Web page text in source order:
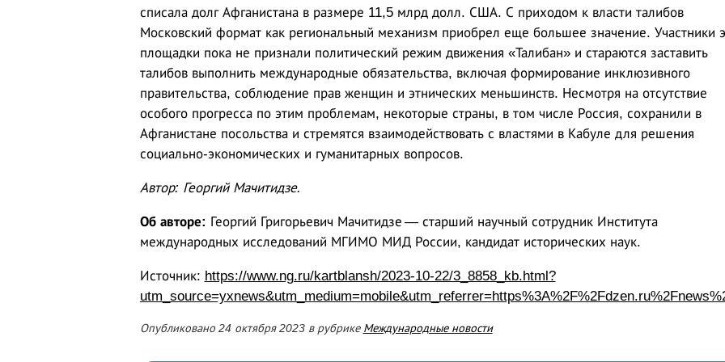
списала долг Афганистана в размере 11,5 млрд долл. США. С приходом к власти талибов
Московский формат как региональный механизм приобрел еще большее значение. Участники
площадки пока не признали политический режим движения «Талибан» и стараются заставить
талибов выполнить международные обязательства, включая формирование инклюзивного
правительства, соблюдение прав женщин и этнических меньшинств. Несмотря на отсутствие
особого прогресса по этим проблемам, некоторые страны, в том числе Россия, сохранили в
Афганистане посольства и стремятся взаимодействовать с властями в Кабуле для решения
социально-экономических и гуманитарных вопросов.
Автор: Георгий Мачитидзе.
Об авторе: Георгий Григорьевич Мачитидзе — старший научный сотрудник Института
международных исследований МГИМО МИД России, кандидат исторических наук.
Источник: https://www.ng.ru/kartblansh/2023-10-22/3_8858_kb.html?
Опубликовано 24 октября 2023 в рубрике Международные новости